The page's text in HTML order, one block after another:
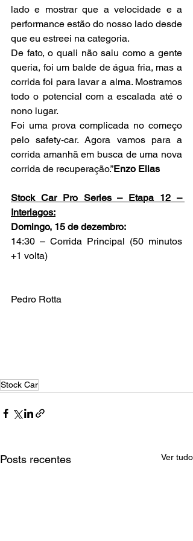
lado e mostrar que a velocidade e a
performance estão do nosso lado desde
que eu estreei na categoria.
De fato, o quali não saiu como a gente
queria, foi um balde de água fria, mas a
corrida foi para lavar a alma. Mostramos
todo o potencial com a escalada até o
nono lugar.
Foi uma prova complicada no começo
pelo safety-car. Agora vamos para a
corrida amanhã em busca de uma nova
corrida de recuperação.”Enzo Elias
Stock Car Pro Series – Etapa 12 –
Interlagos:
Domingo, 15 de dezembro:
14:30 – Corrida Principal (50 minutos
+1 volta)
Pedro Rotta
Stock Car
Posts recentes Ver tudo